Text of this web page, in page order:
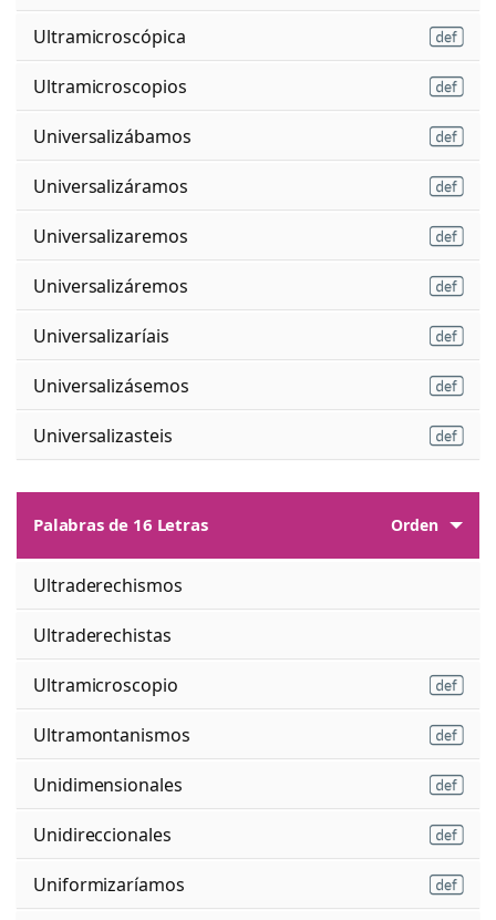
Ultramicroscópica
Ultramicroscopios
Universalizábamos
Universalizáramos
Universalizaremos
Universalizáremos
Universalizaríais
Universalizásemos
Universalizasteis
Palabras de 16 Letras Orden
Ultraderechismos
Ultraderechistas
Ultramicroscopio
Ultramontanismos
Unidimensionales
Unidireccionales
Uniformizaríamos